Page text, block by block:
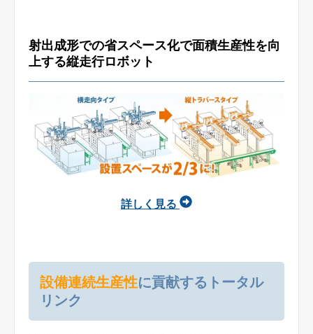
射出成形での省スペース化で面積生産性を向
上する縦走行ロボット
詳しく見る
設備連続生産性に貢献するトータル
リンク